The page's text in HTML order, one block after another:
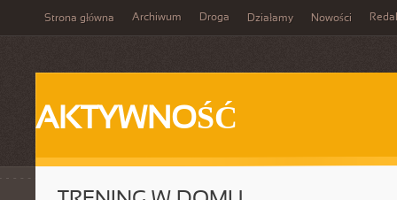
Strona główna Archiwum Droga Działamy Nowości
AKTYWNOŚĆ